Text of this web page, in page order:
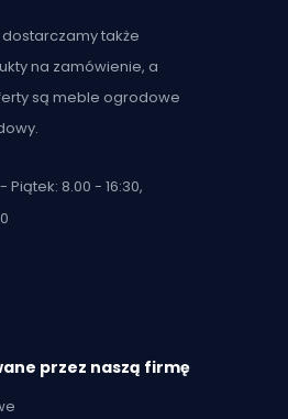
także
na zamówienie, a
są meble ogrodowe
Piątek: 8.00 - 16:30,
przez naszą firmę